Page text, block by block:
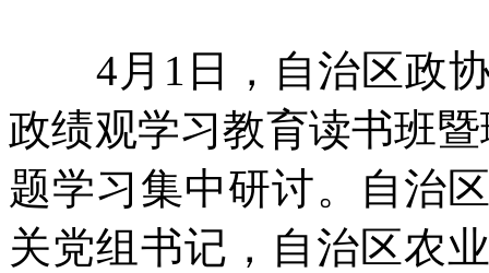
4月1日，自治区政协
政绩观学习教育读书班
题学习集中研讨。自治
关党组书记，自治区农